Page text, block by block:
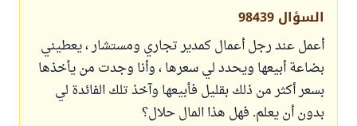
السؤال 98439
أعمل عند رجل أعمال كمدير تجاري ومستشار ، يعطيني
بضاعة أبيعها ويحدد لي سعرها ، وأنا وجدت من يأخذها
بسعر أكثر من ذلك بقليل فأبيعها وآخذ تلك الفائدة لي
بدون أن يعلم. فهل هذا المال حلال؟